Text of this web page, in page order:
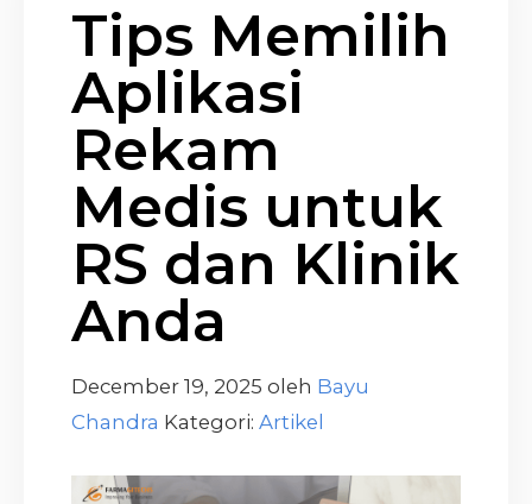
Tips Memilih
Aplikasi
Rekam
Medis untuk
RS dan Klinik
Anda
December 19, 2025 oleh Bayu
Chandra Kategori: Artikel